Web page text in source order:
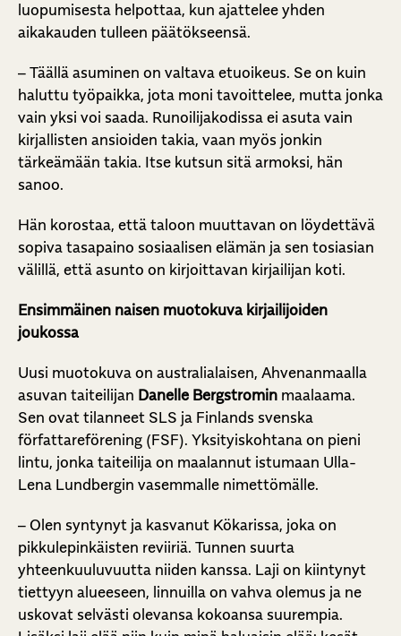
luopumisesta helpottaa, kun ajattelee yhden
aikakauden tulleen päätökseensä.
– Täällä asuminen on valtava etuoikeus. Se on kuin
haluttu työpaikka, jota moni tavoittelee, mutta jonka
vain yksi voi saada. Runoilijakodissa ei asuta vain
kirjallisten ansioiden takia, vaan myös jonkin
tärkeämään takia. Itse kutsun sitä armoksi, hän
sanoo.
Hän korostaa, että taloon muuttavan on löydettävä
sopiva tasapaino sosiaalisen elämän ja sen tosiasian
välillä, että asunto on kirjoittavan kirjailijan koti.
Ensimmäinen naisen muotokuva kirjailijoiden
joukossa
Uusi muotokuva on australialaisen, Ahvenanmaalla
asuvan taiteilijan Danelle Bergstromin maalaama.
Sen ovat tilanneet SLS ja Finlands svenska
författareförening (FSF). Yksityiskohtana on pieni
lintu, jonka taiteilija on maalannut istumaan Ulla-
Lena Lundbergin vasemmalle nimettömälle.
– Olen syntynyt ja kasvanut Kökarissa, joka on
pikkulepinkäisten reviiriä. Tunnen suurta
yhteenkuuluvuutta niiden kanssa. Laji on kiintynyt
tiettyyn alueeseen, linnuilla on vahva olemus ja ne
uskovat selvästi olevansa kokoansa suurempia.